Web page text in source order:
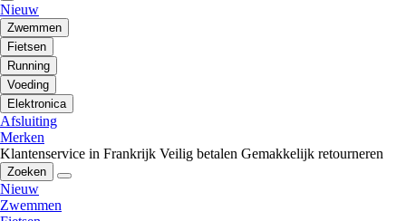
Nieuw
Zwemmen
Fietsen
Running
Voeding
Elektronica
Afsluiting
Merken
Klantenservice in Frankrijk Veilig betalen Gemakkelijk retourneren
Zoeken
Nieuw
Zwemmen